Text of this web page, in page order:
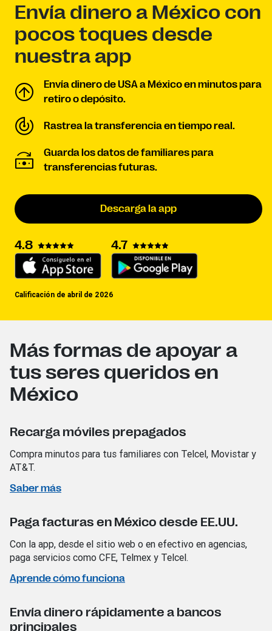
Envía dinero a México con
pocos toques desde
nuestra app
Envía dinero de USA a México en minutos para
retiro o depósito.
Rastrea la transferencia en tiempo real.
Guarda los datos de familiares para
transferencias futuras.
Descarga la app
4.8 4.7
Calificación de abril de 2026
Más formas de apoyar a
tus seres queridos en
México
Recarga móviles prepagados
Compra minutos para tus familiares con Telcel, Movistar y
AT&T.
Saber más
Paga facturas en México desde EE.UU.
Con la app, desde el sitio web o en efectivo en agencias,
paga servicios como CFE, Telmex y Telcel.
Aprende cómo funciona
Envía dinero rápidamente a bancos
principales